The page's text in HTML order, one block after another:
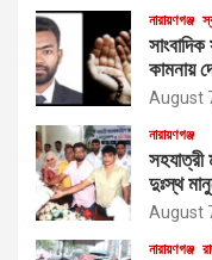
নারায়ণগঞ্জ
কামনায়
August
নারায়ণগঞ্জ
সহযাত্রী
দুঃস্থ
August
নারায়ণগঞ্জ